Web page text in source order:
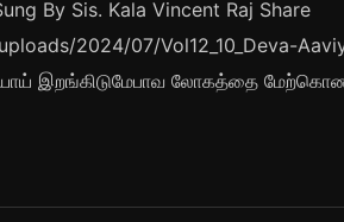
By Sis. Kala Vincent Raj Share
2024/07/Vol12_10_Deva-
இறங்கிடுமேபாவ லோகத்தை